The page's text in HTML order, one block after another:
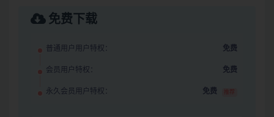
免费下载
普通用户用户特权： 免费
会员用户特权： 免费
永久会员用户特权： 免费 推荐